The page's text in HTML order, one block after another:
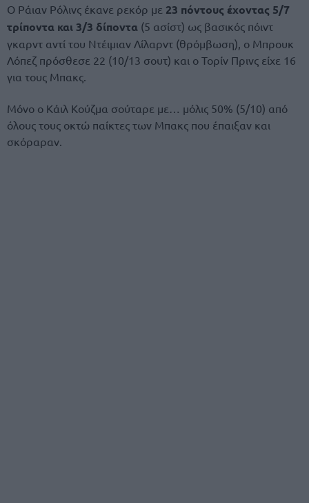
Ο Ράιαν Ρόλινς έκανε ρεκόρ με 23 πόντους έχοντας 5/7
τρίποντα και 3/3 δίποντα (5 ασίστ) ως βασικός πόιντ
γκαρντ αντί του Ντέιμιαν Λίλαρντ (θρόμβωση), ο Μπρουκ
Λόπεζ πρόσθεσε 22 (10/13 σουτ) και ο Τορίν Πρινς είχε 16
για τους Μπακς.
Μόνο ο Κάιλ Κούζμα σούταρε με… μόλις 50% (5/10) από
όλους τους οκτώ παίκτες των Μπακς που έπαιξαν και
σκόραραν.